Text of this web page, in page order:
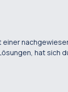
einer
hat sich